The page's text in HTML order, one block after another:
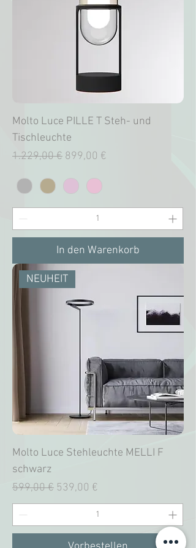
Molto Luce PILLE T Steh- und
Tischleuchte
Standardpreis
1.229,00 € Sale-Preis
899,00 €
In den Warenkorb
NEUHEIT
Molto Luce Stehleuchte MELLI F
schwarz
Standardpreis
599,00 € Sale-Preis
539,00 €